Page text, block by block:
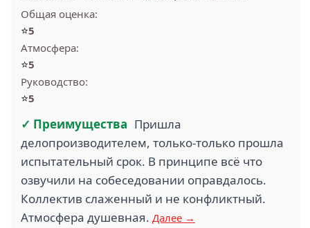
Общая оценка:
⭐5
Атмосфера:
⭐5
Руководство:
⭐5
✓ Преимущества Пришла
делопроизводителем, только-только прошла
испытательный срок. В принципе всё что
озвучили на собеседовании оправдалось.
Коллектив слаженный и не конфликтный.
Атмосфера душевная. Далее →